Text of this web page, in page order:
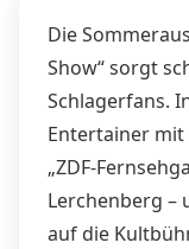
Die
Show“ sorgt
Schlagerfans.
Entertainer mit
„ZDF-
Lerchenberg –
auf die